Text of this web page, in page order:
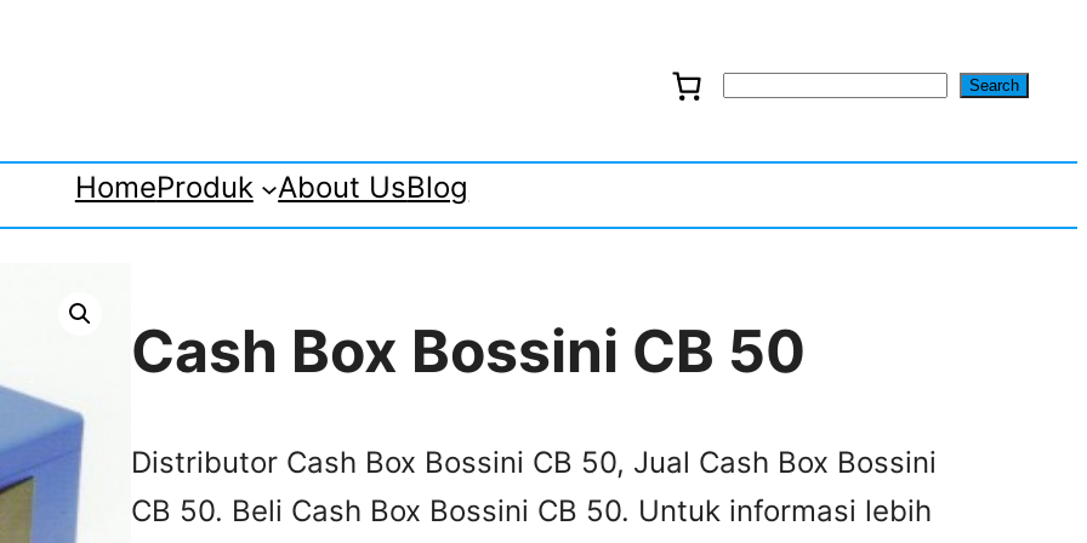
S
r
h
Search
HomeProduk About UsBlog
Cash Box Bossini CB 50
Distributor Cash Box Bossini CB 50, Jual Cash Box Bossini
CB 50. Beli Cash Box Bossini CB 50. Untuk informasi lebih